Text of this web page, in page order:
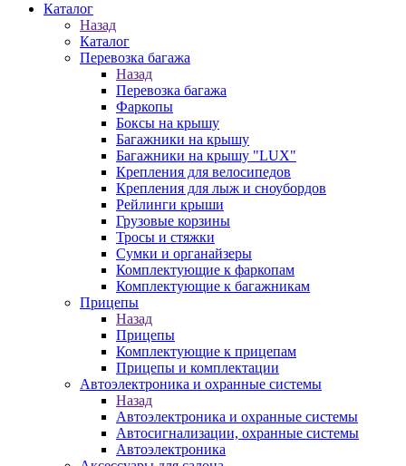
Каталог
Назад
Каталог
Перевозка багажа
Назад
Перевозка багажа
Фаркопы
Боксы на крышу
Багажники на крышу
Багажники на крышу "LUX"
Крепления для велосипедов
Крепления для лыж и сноубордов
Рейлинги крыши
Грузовые корзины
Тросы и стяжки
Сумки и органайзеры
Комплектующие к фаркопам
Комплектующие к багажникам
Прицепы
Назад
Прицепы
Комплектующие к прицепам
Прицепы и комплектации
Автоэлектроника и охранные системы
Назад
Автоэлектроника и охранные системы
Автосигнализации, охранные системы
Автоэлектроника